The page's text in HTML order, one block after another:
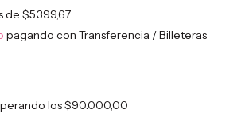
de $5.399,67
pagando con Transferencia / Billeteras
los$90.000,00